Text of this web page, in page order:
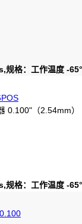
格：工作温度 -
0.100"（2.54mm）
格：工作温度 -